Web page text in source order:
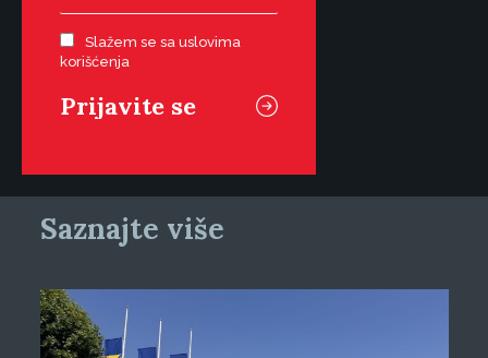
Slažem se sa uslovima
korišćenja
Saznajte više